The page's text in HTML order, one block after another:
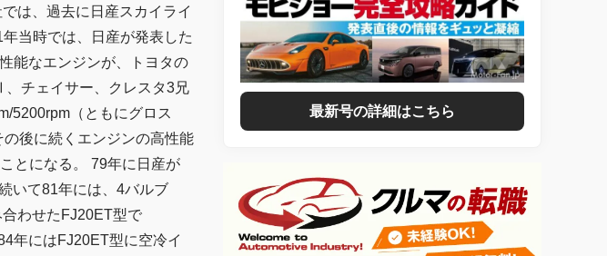
は、過去に日産スカイライ
当時では、日産が発表した
能なエンジンが、トヨタの
チェイサー、クレスタ3兄
5200rpm（ともにグロス
後に続くエンジンの高性能
とになる。 79年に日産が
いて81年には、4バルブ
わせたFJ20ET型で
年にはFJ20ET型に空冷イ
最新号の詳細はこちら